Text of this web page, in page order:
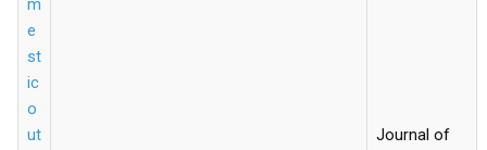
m
e
st
ic
o
ut
Journal of